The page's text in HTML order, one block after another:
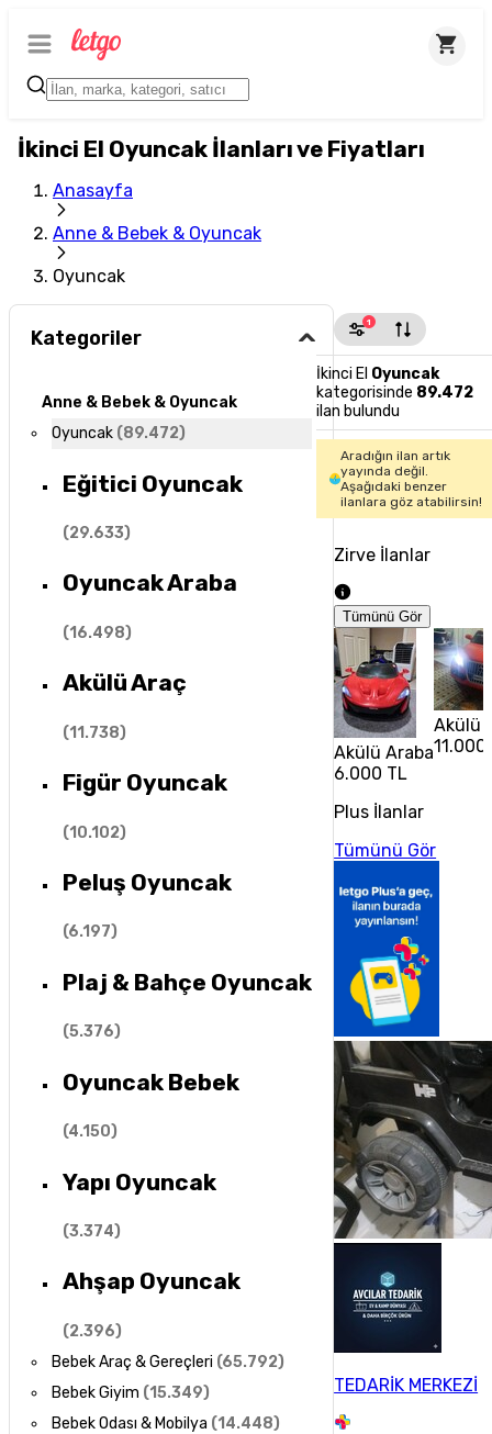
İkinci El Oyuncak İlanları ve Fiyatları
Anasayfa
Anne & Bebek & Oyuncak
Oyuncak
Kategoriler
Anne & Bebek & Oyuncak
Oyuncak (89.472)
Eğitici Oyuncak
(29.633)
Oyuncak Araba
(16.498)
Akülü Araç
(11.738)
Figür Oyuncak
(10.102)
Peluş Oyuncak
(6.197)
Plaj & Bahçe Oyuncak
(5.376)
Oyuncak Bebek
(4.150)
Yapı Oyuncak
(3.374)
Ahşap Oyuncak
(2.396)
Bebek Araç & Gereçleri (65.792)
Bebek Giyim (15.349)
Bebek Odası & Mobilya (14.448)
1
İkinci El Oyuncak
kategorisinde 89.472
ilan bulundu
Aradığın ilan artık
yayında değil.
Aşağıdaki benzer
ilanlara göz atabilirsin!
Zirve İlanlar
Tümünü Gör
Akülü Araba
6.000 TL
Akülü
11.000
Plus İlanlar
Tümünü Gör
TEDARİK MERKEZİ